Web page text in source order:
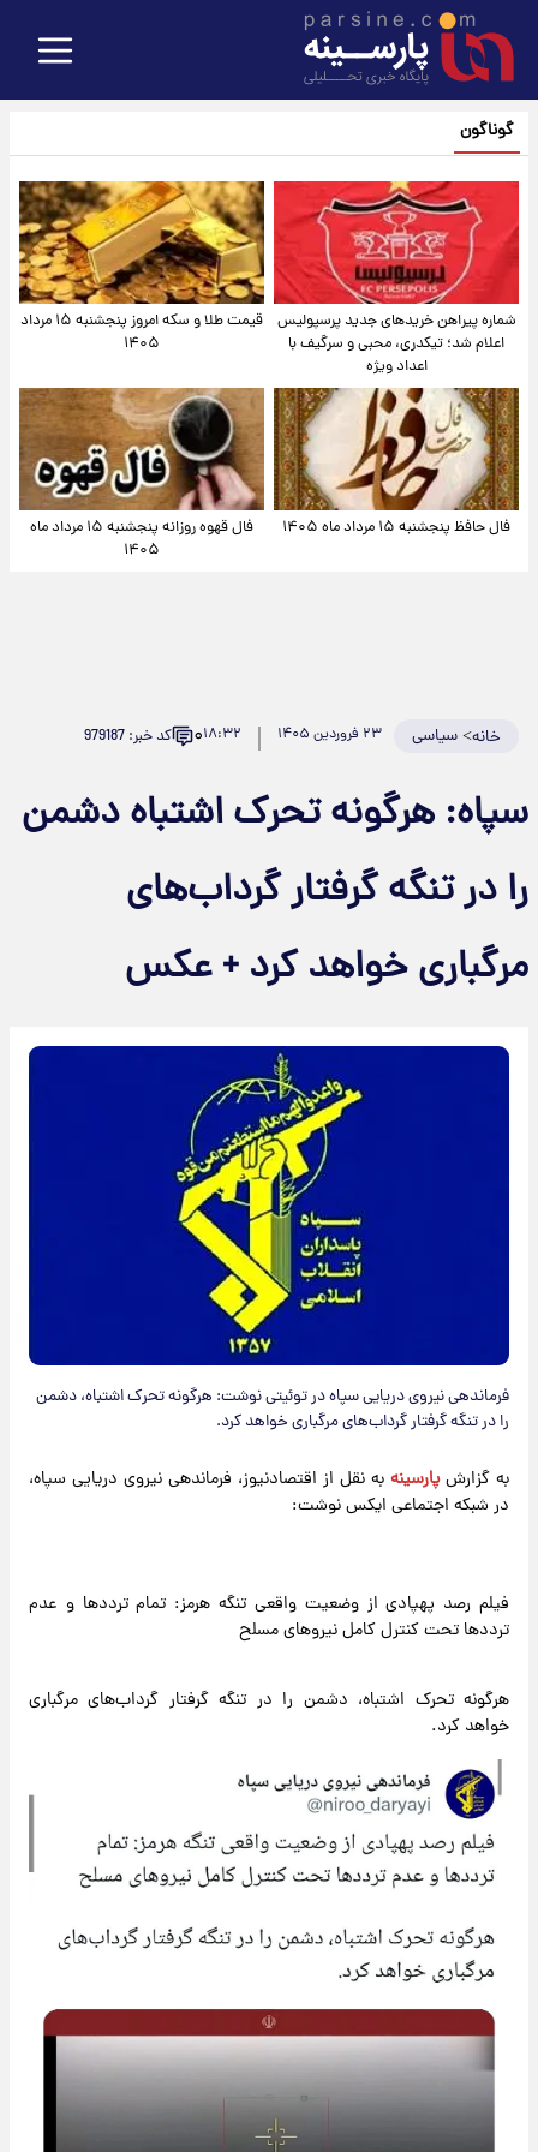
گوناگون
شماره پیراهن خریدهای جدید پرسپولیس
اعلام شد؛ تیکدری، محبی و سرگیف با
اعداد ویژه
قیمت طلا و سکه امروز پنجشنبه ۱۵ مرداد
۱۴۰۵
فال حافظ پنجشنبه ۱۵ مرداد ماه ۱۴۰۵
فال قهوه روزانه پنجشنبه ۱۵ مرداد ماه
۱۴۰۵
خانه>سیاسی ۲۳ فروردین ۱۴۰۵ ۱۸:۳۲۰ کد خبر: 979187
سپاه: هرگونه تحرک اشتباه دشمن
را در تنگه گرفتار گرداب‌های
مرگباری خواهد کرد + عکس
فرماندهی نیروی دریایی سپاه در توئیتی نوشت: هرگونه تحرک اشتباه، دشمن
را در تنگه گرفتار گرداب‌های مرگباری خواهد کرد.
به گزارش پارسینه به نقل از اقتصادنیوز، فرماندهی نیروی دریایی سپاه،
در شبکه اجتماعی ایکس نوشت:
فیلم رصد پهپادی از وضعیت واقعی تنگه هرمز: تمام ترددها و عدم
ترددها تحت کنترل کامل نیروهای مسلح
هرگونه تحرک اشتباه، دشمن را در تنگه گرفتار گرداب‌های مرگباری
خواهد کرد.